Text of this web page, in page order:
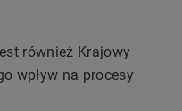
również Krajowy
wpływ na procesy